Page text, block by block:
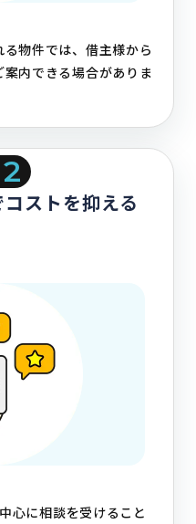
物件では、借主様から
内できる場合がありま
2
ストを抑える
心に相談を受けること